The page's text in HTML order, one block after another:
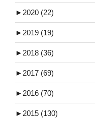
► 2020 (22)
► 2019 (19)
► 2018 (36)
► 2017 (69)
► 2016 (70)
► 2015 (130)